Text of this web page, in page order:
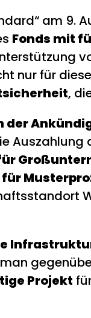
am 9.
Fonds mit
nur für
,
der
Auszahlung
Projekt